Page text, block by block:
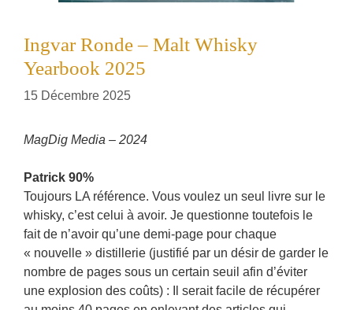
Ingvar Ronde – Malt Whisky
Yearbook 2025
15 Décembre 2025
MagDig Media – 2024
Patrick 90%
Toujours LA référence. Vous voulez un seul livre sur le
whisky, c’est celui à avoir. Je questionne toutefois le
fait de n’avoir qu’une demi-page pour chaque
« nouvelle » distillerie (justifié par un désir de garder le
nombre de pages sous un certain seuil afin d’éviter
une explosion des coûts) : Il serait facile de récupérer